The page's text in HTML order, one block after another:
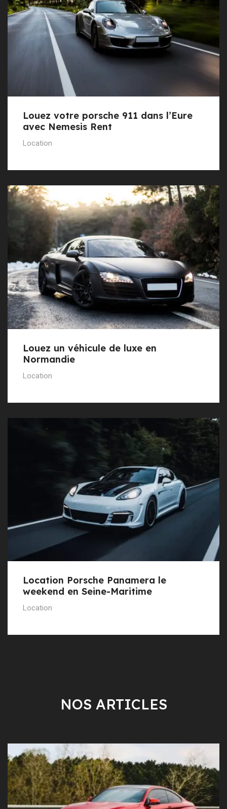
Louez votre porsche 911 dans l’Eure
avec Nemesis Rent
Location
Louez un véhicule de luxe en
Normandie
Location
Location Porsche Panamera le
weekend en Seine-Maritime
Location
NOS ARTICLES